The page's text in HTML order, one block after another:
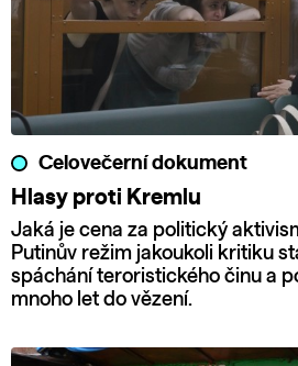
Celovečerní dokument
Hlasy proti Kremlu
Jaká je cena za politický
Putinův režim jakoukoli kritiku
spáchání teroristického činu a
mnoho let do vězení.